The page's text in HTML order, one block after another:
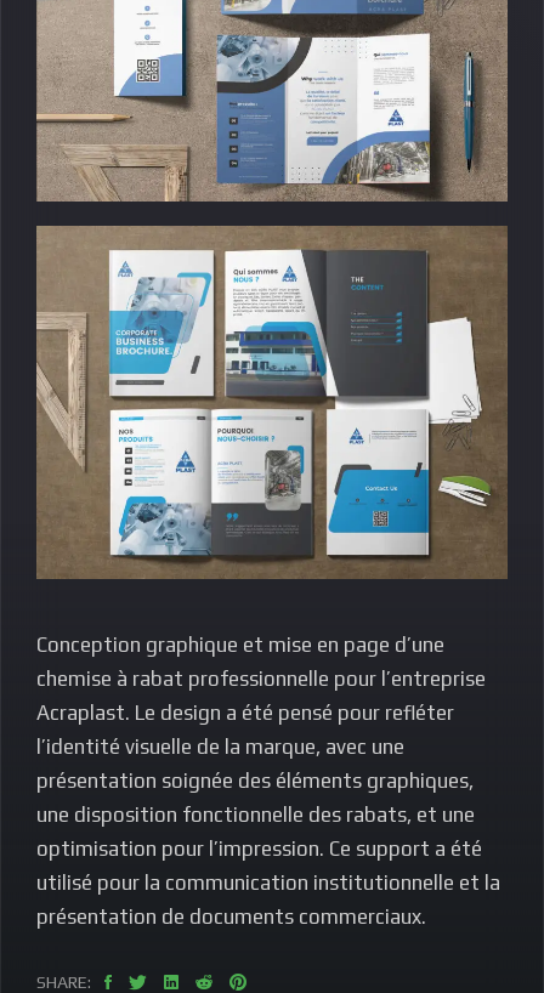
Conception graphique et mise en page d’une
chemise à rabat professionnelle pour l’entreprise
Acraplast. Le design a été pensé pour refléter
l’identité visuelle de la marque, avec une
présentation soignée des éléments graphiques,
une disposition fonctionnelle des rabats, et une
optimisation pour l’impression. Ce support a été
utilisé pour la communication institutionnelle et la
présentation de documents commerciaux.
SHARE: